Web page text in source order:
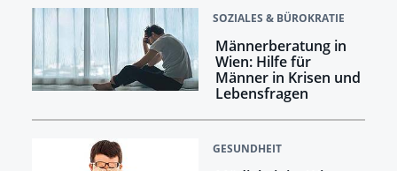
SOZIALES & BÜROKRATIE
Männerberatung in
Wien: Hilfe für
Männer in Krisen und
Lebensfragen
GESUNDHEIT